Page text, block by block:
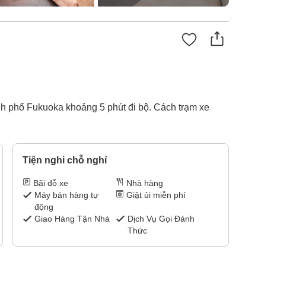
phố Fukuoka khoảng 5 phút đi bộ. Cách trạm xe
Tiện nghi chỗ nghỉ
Bãi đỗ xe
Nhà hàng
Máy bán hàng tự
động
Giặt ủi miễn phí
Giao Hàng Tận Nhà
Dịch Vụ Gọi Đánh
Thức